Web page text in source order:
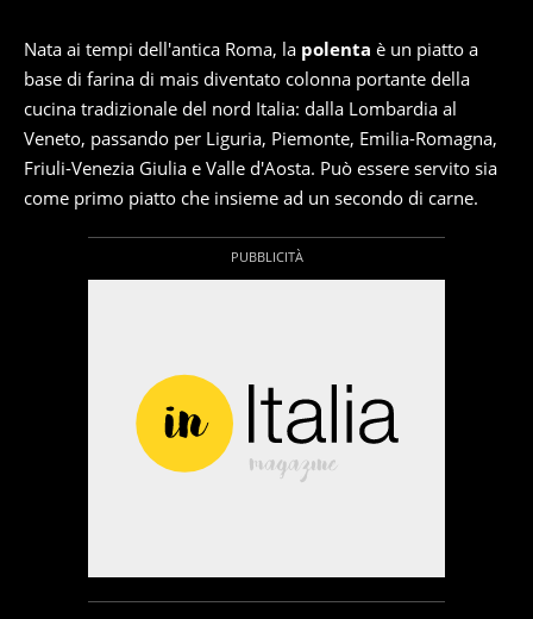
Nata ai tempi dell'antica Roma, la polenta è un piatto a
base di farina di mais diventato colonna portante della
cucina tradizionale del nord Italia: dalla Lombardia al
Veneto, passando per Liguria, Piemonte, Emilia-Romagna,
Friuli-Venezia Giulia e Valle d'Aosta. Può essere servito sia
come primo piatto che insieme ad un secondo di carne.